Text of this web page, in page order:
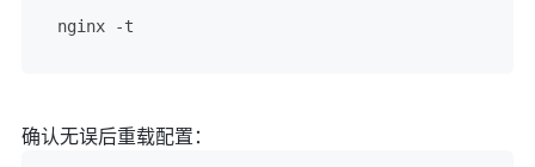
nginx -t
确认无误后重载配置：